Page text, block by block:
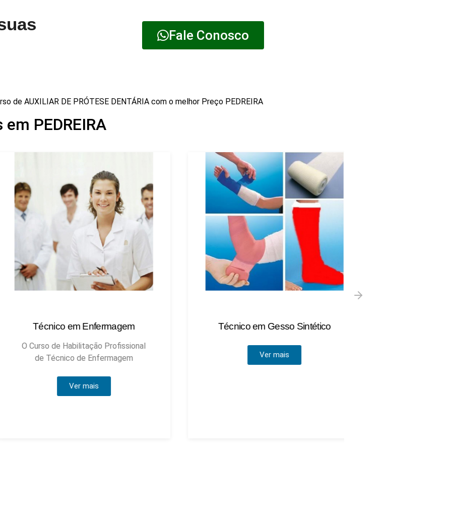
Fale Conosco
de AUXILIAR DE PRÓTESE DENTÁRIA com o melhor Preço PEDREIRA
PEDREIRA
Técnico em Enfermagem
O Curso de Habilitação Profissional
de Técnico de Enfermagem
Ver mais
Técnico em Gesso Sintético
Ver mais